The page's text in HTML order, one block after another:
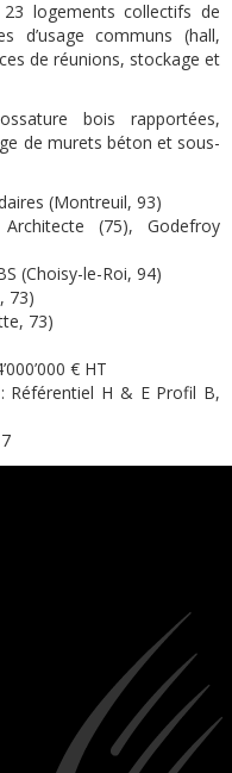
logements collectifs de
d’usage communs (hall,
de réunions, stockage et
bois rapportées,
de murets béton et sous-
(Montreuil, 93)
(75), Godefroy
(Choisy-le-Roi, 94)
73)
73)
€ HT
: Référentiel H & E Profil B,